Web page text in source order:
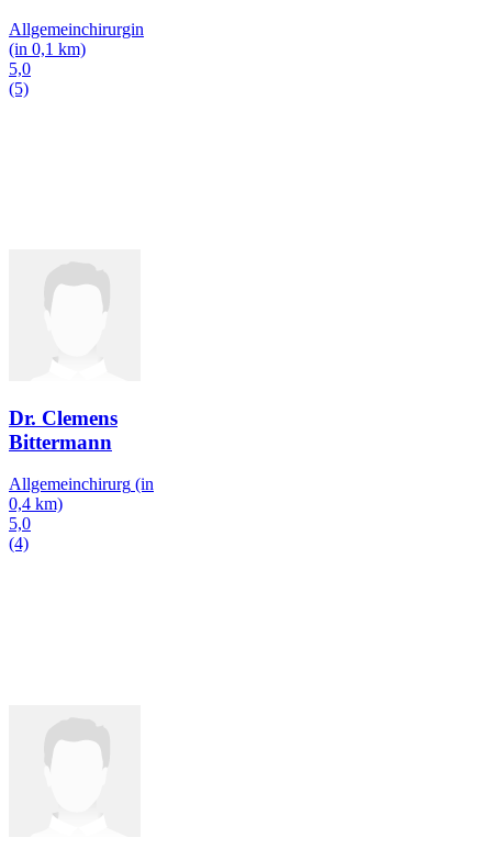
Allgemeinchirurgin
(in 0,1 km)
5,0
(5)
Dr. Clemens
Bittermann
Allgemeinchirurg (in
0,4 km)
5,0
(4)